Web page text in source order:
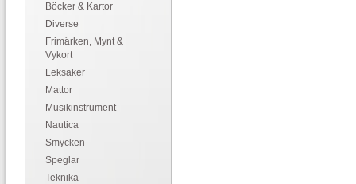
Böcker & Kartor
Diverse
Frimärken, Mynt &
Vykort
Leksaker
Mattor
Musikinstrument
Nautica
Smycken
Speglar
Teknika